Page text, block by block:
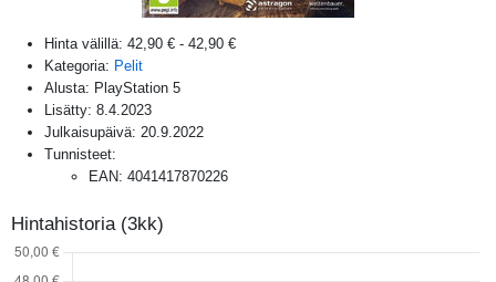
Hinta välillä: 42,90 € - 42,90 €
Kategoria: Pelit
Alusta: PlayStation 5
Lisätty: 8.4.2023
Julkaisupäivä: 20.9.2022
Tunnisteet:
EAN: 4041417870226
Hintahistoria (3kk)